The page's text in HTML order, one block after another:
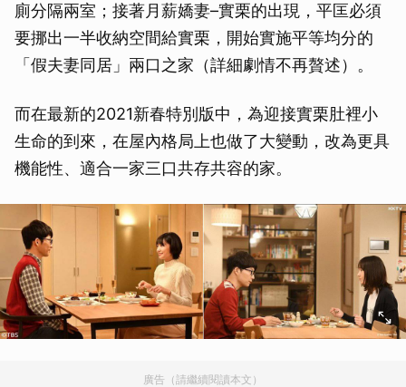
廁分隔兩室；接著月薪嬌妻–實栗的出現，平匡必須
要挪出一半收納空間給實栗，開始實施平等均分的
「假夫妻同居」兩口之家（詳細劇情不再贅述）。
而在最新的2021新春特別版中，為迎接實栗肚裡小
生命的到來，在屋內格局上也做了大變動，改為更具
機能性、適合一家三口共存共容的家。
廣告（請繼續閱讀本文）